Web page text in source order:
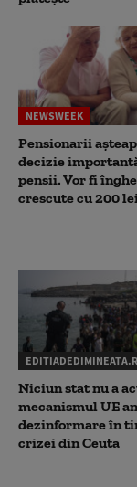
NEWSWEEK
Pensionarii
decizie
pensii. Vor fi
crescute cu 200
Niciun stat nu a
mecanismul UE
dezinformare în
crizei din Ceuta